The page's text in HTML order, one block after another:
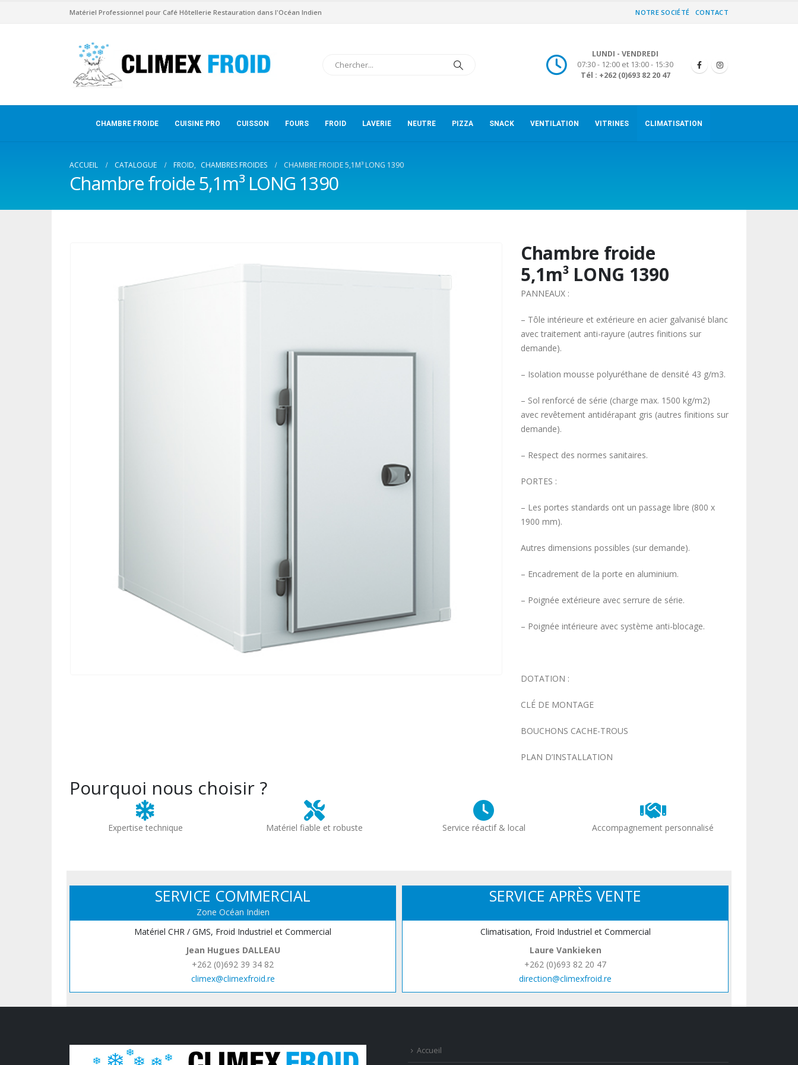
Matériel Professionnel pour Café Hôtellerie Restauration dans l'Océan Indien NOTRE SOCIÉTÉ CONTACT
LUNDI - VENDREDI
07:30 - 12:00 et 13:00 - 15:30
Tél : +262 (0)693 82 20 47
CHAMBRE FROIDE CUISINE PRO CUISSON FOURS FROID LAVERIE NEUTRE PIZZA SNACK VENTILATION VITRINES CLIMATISATION
ACCUEIL CATALOGUE FROID, CHAMBRES FROIDES CHAMBRE FROIDE 5,1M³ LONG 1390
Chambre froide 5,1m³ LONG 1390
Chambre froide
5,1m³ LONG 1390
PANNEAUX :
– Tôle intérieure et extérieure en acier galvanisé blanc
avec traitement anti-rayure (autres finitions sur
demande).
– Isolation mousse polyuréthane de densité 43 g/m3.
– Sol renforcé de série (charge max. 1500 kg/m2)
avec revêtement antidérapant gris (autres finitions sur
demande).
– Respect des normes sanitaires.
PORTES :
– Les portes standards ont un passage libre (800 x
1900 mm).
Autres dimensions possibles (sur demande).
– Encadrement de la porte en aluminium.
– Poignée extérieure avec serrure de série.
– Poignée intérieure avec système anti-blocage.
DOTATION :
CLÉ DE MONTAGE
BOUCHONS CACHE-TROUS
PLAN D’INSTALLATION
Pourquoi nous choisir ?
Expertise technique Matériel fiable et robuste Service réactif & local Accompagnement personnalisé
SERVICE COMMERCIAL
Zone Océan Indien
Matériel CHR / GMS, Froid Industriel et Commercial
Jean Hugues DALLEAU
+262 (0)692 39 34 82
climex@climexfroid.re
SERVICE APRÈS VENTE
Climatisation, Froid Industriel et Commercial
Laure Vankieken
+262 (0)693 82 20 47
direction@climexfroid.re
Accueil